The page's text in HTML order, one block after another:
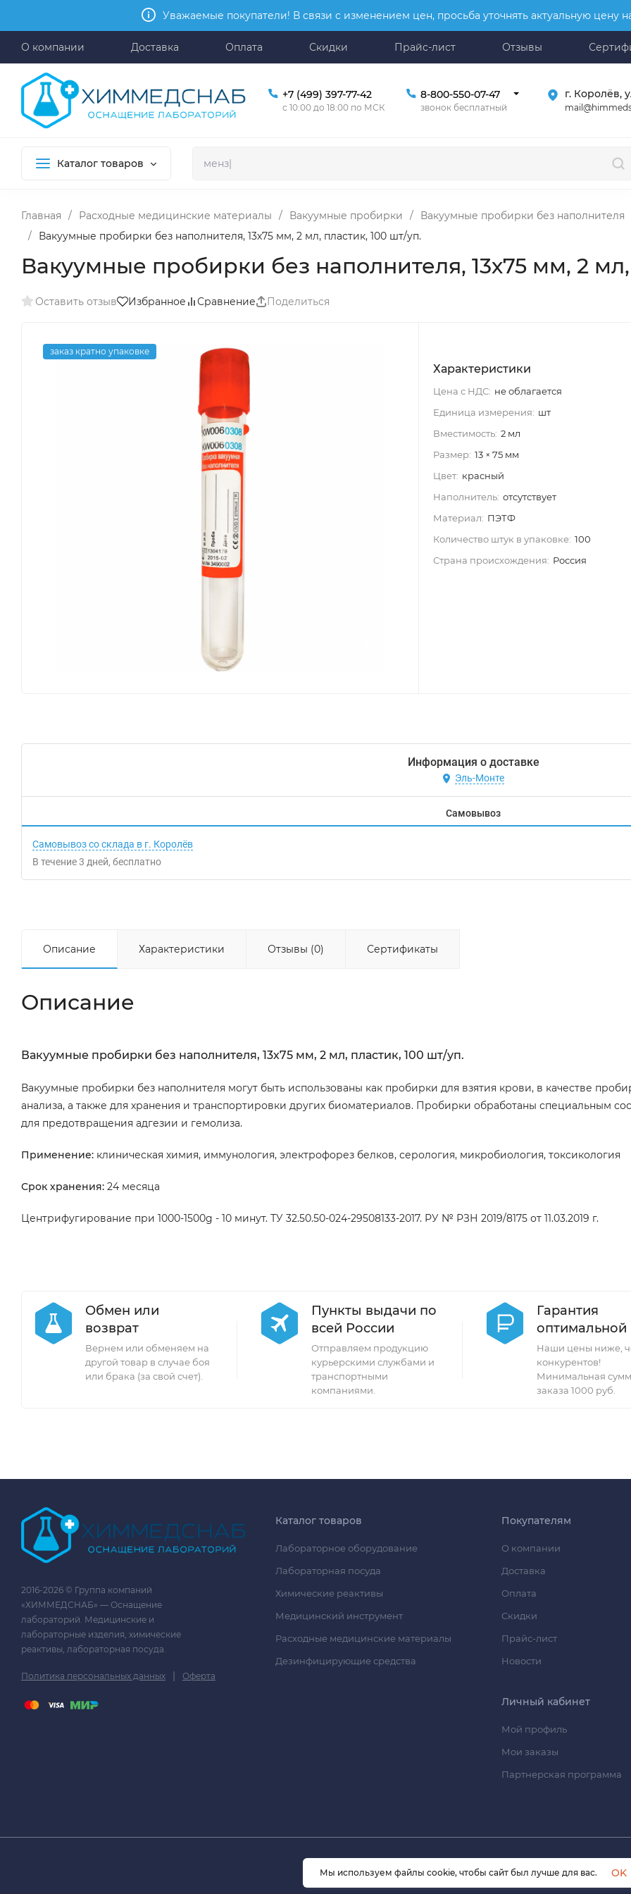
Уважаемые покупатели! В связи с изменением цен, просьба уточнять актуальную цену
О компании Доставка Оплата Скидки Прайс-лист Отзывы
+7 (499) 397-77-42
с 10:00 до 18:00 по МСК
8-800-550-07-47
звонок бесплатный
г. Королёв,
Каталог товаров
Главная / Расходные медицинские материалы / Вакуумные пробирки /
Вакуумные пробирки без наполнителя
/
Вакуумные пробирки без наполнителя, 13х75 мм, 2 мл, пластик, 100 шт/уп.
Вакуумные пробирки без наполнителя, 13х75 мм, 2
Оставить отзыв Избранное Сравнение Поделиться
заказ кратно упаковке
Характеристики
Цена с НДС: не облагается
Единица измерения: шт
Вместимость: 2 мл
Размер: 13 × 75 мм
Цвет: красный
Наполнитель: отсутствует
Материал: ПЭТФ
Количество штук в упаковке: 100
Страна происхождения: Россия
Информация о доставке
Эль-Монте
Самовывоз
Самовывоз со склада в г. Королёв
В течение3 дней Бесплатно
Описание Характеристики Отзывы (0) Сертификаты
Описание
Вакуумные пробирки без наполнителя, 13х75 мм, 2 мл, пластик, 100 шт/уп.
Вакуумные пробирки без наполнителя могут быть использованы как пробирки для взятия крови, в качестве
анализа, а также для хранения и транспортировки других биоматериалов. Пробирки обработаны специальным
для предотвращения адгезии и гемолиза.
Применение: клиническая химия, иммунология, электрофорез белков, серология, микробиология, токсикология
Срок хранения: 24 месяца
Центрифугирование при 1000-1500g - 10 минут. ТУ 32.50.50-024-29508133-2017. РУ № РЗН 2019/8175 от 11.03.2019 г.
Обмен или
возврат
Вернем или обменяем на
другой товар в случае боя
или брака (за свой счет).
Пункты выдачи по
всей России
Отправляем продукцию
курьерскими службами и
транспортными
компаниями.
Гарантия
оптимальной
Наши цены ниже,
конкурентов!
Минимальная
заказа 1000 руб.
2016-2026 © Группа компаний
«ХИММЕДСНАБ» — Оснащение
лабораторий. Медицинские и
лабораторные изделия, химические
реактивы, лабораторная посуда.
Политика персональных данных | Оферта
Каталог товаров
Лабораторное оборудование
Лабораторная посуда
Химические реактивы
Медицинский инструмент
Расходные медицинские материалы
Дезинфицирующие средства
Покупателям
О компании
Доставка
Оплата
Скидки
Прайс-лист
Новости
Личный кабинет
Мой профиль
Мои заказы
Партнерская программа
Мы используем файлы cookie, чтобы сайт был лучше для вас.
OK